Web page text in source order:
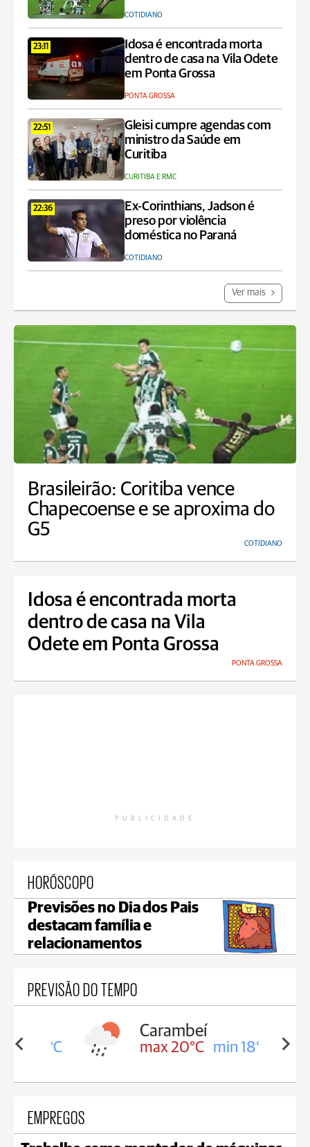
COTIDIANO
23:11
Idosa é encontrada morta
dentro de casa na Vila Odete
em Ponta Grossa
PONTA GROSSA
22:51
Gleisi cumpre agendas com
ministro da Saúde em
Curitiba
CURITIBA E RMC
22:36
Ex-Corinthians, Jadson é
preso por violência
doméstica no Paraná
COTIDIANO
Ver mais
Brasileirão: Coritiba vence
Chapecoense e se aproxima do
G5
COTIDIANO
Idosa é encontrada morta
dentro de casa na Vila
Odete em Ponta Grossa
PONTA GROSSA
PUBLICIDADE
HORÓSCOPO
Previsões no Dia dos Pais
destacam família e
relacionamentos
PREVISÃO DO TEMPO
18°C
Carambeí
max 20°C min 18°C
EMPREGOS